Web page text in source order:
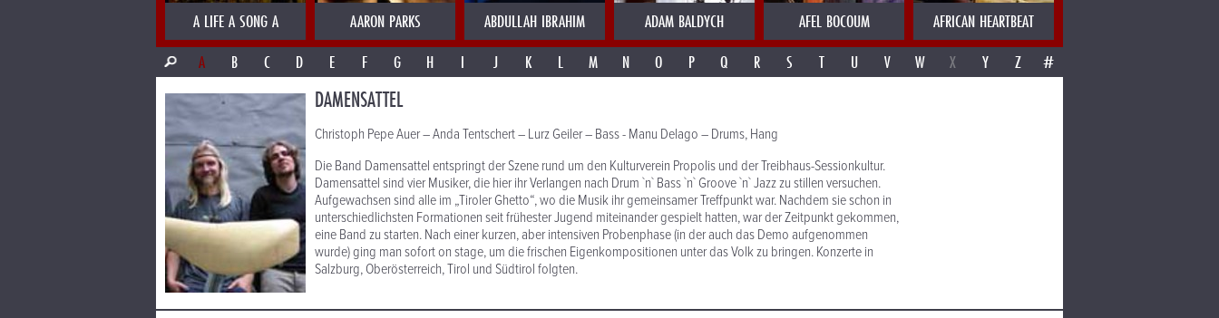
A LIFE A SONG A AARON PARKS ABDULLAH IBRAHIM ADAM BALDYCH AFEL BOCOUM AFRICAN HEARTBEAT
A
B C D E F G H I J K L M N O P Q R S T U V W X Y Z #
DAMENSATTEL
Christoph Pepe Auer – Anda Tentschert – Lurz Geiler – Bass - Manu Delago – Drums, Hang
Die Band Damensattel entspringt der Szene rund um den Kulturverein Propolis und der Treibhaus-Sessionkultur.
Damensattel sind vier Musiker, die hier ihr Verlangen nach Drum `n` Bass `n` Groove `n` Jazz zu stillen versuchen.
Aufgewachsen sind alle im „Tiroler Ghetto“, wo die Musik ihr gemeinsamer Treffpunkt war. Nachdem sie schon in
unterschiedlichsten Formationen seit frühester Jugend miteinander gespielt hatten, war der Zeitpunkt gekommen,
eine Band zu starten. Nach einer kurzen, aber intensiven Probenphase (in der auch das Demo aufgenommen
wurde) ging man sofort on stage, um die frischen Eigenkompositionen unter das Volk zu bringen. Konzerte in
Salzburg, Oberösterreich, Tirol und Südtirol folgten.